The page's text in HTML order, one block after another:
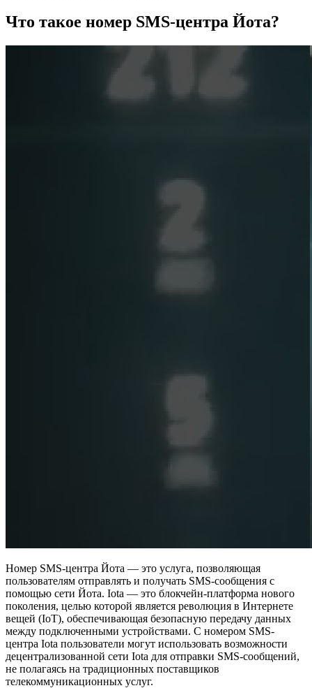
Что такое номер SMS-центра Йота?
Номер SMS-центра Йота — это услуга, позволяющая
пользователям отправлять и получать SMS-сообщения с
помощью сети Йота. Iota — это блокчейн-платформа нового
поколения, целью которой является революция в Интернете
вещей (IoT), обеспечивающая безопасную передачу данных
между подключенными устройствами. С номером SMS-
центра Iota пользователи могут использовать возможности
децентрализованной сети Iota для отправки SMS-сообщений,
не полагаясь на традиционных поставщиков
телекоммуникационных услуг.